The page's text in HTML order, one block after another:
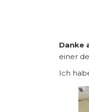
Danke
einer
Ich